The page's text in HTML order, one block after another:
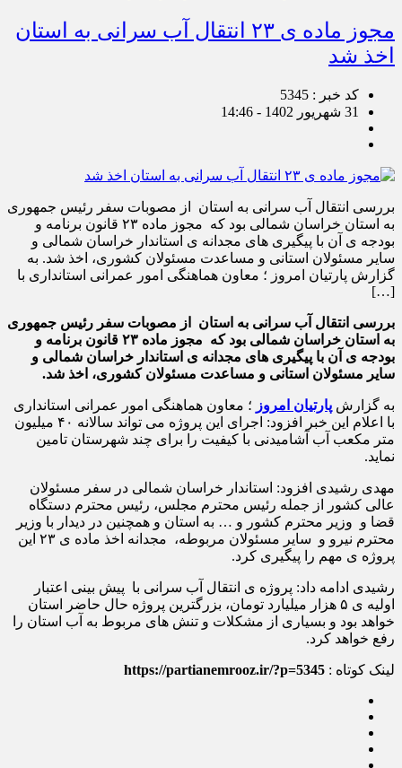
مجوز ماده ی ۲۳ انتقال آب سرانی به استان
اخذ شد
کد خبر : 5345
31 شهریور 1402 - 14:46
بررسی انتقال آب سرانی به استان از مصوبات سفر رئیس جمهوری
به استان خراسان شمالی بود که مجوز ماده ۲۳ قانون برنامه و
بودجه ی آن با پیگیری های مجدانه ی استاندار خراسان شمالی و
سایر مسئولان استانی و مساعدت مسئولان کشوری، اخذ شد. به
گزارش پارتیان امروز ؛ معاون هماهنگی امور عمرانی استانداری با
[…]
بررسی انتقال آب سرانی به استان از مصوبات سفر رئیس جمهوری
به استان خراسان شمالی بود که مجوز ماده ۲۳ قانون برنامه و
بودجه ی آن با پیگیری های مجدانه ی استاندار خراسان شمالی و
سایر مسئولان استانی و مساعدت مسئولان کشوری، اخذ شد.
به گزارش پارتیان امروز ؛ معاون هماهنگی امور عمرانی استانداری
با اعلام این خبر افزود: اجرای این پروژه می تواند سالانه ۴۰ میلیون
متر مکعب آب آشامیدنی با کیفیت را برای چند شهرستان تامین
نماید.
مهدی رشیدی افزود: استاندار خراسان شمالی در سفر مسئولان
عالی کشور از جمله رئیس محترم مجلس، رئیس محترم دستگاه
قضا و وزیر محترم کشور و … به استان و همچنین در دیدار با وزیر
محترم نیرو و سایر مسئولان مربوطه، مجدانه اخذ ماده ی ۲۳ این
پروژه ی مهم را پیگیری کرد.
رشیدی ادامه داد: پروژه ی انتقال آب سرانی با پیش بینی اعتبار
اولیه ی ۵ هزار میلیارد تومان، بزرگترین پروژه حال حاضر استان
خواهد بود و بسیاری از مشکلات و تنش های مربوط به آب استان را
رفع خواهد کرد.
لینک کوتاه : https://partianemrooz.ir/?p=5345